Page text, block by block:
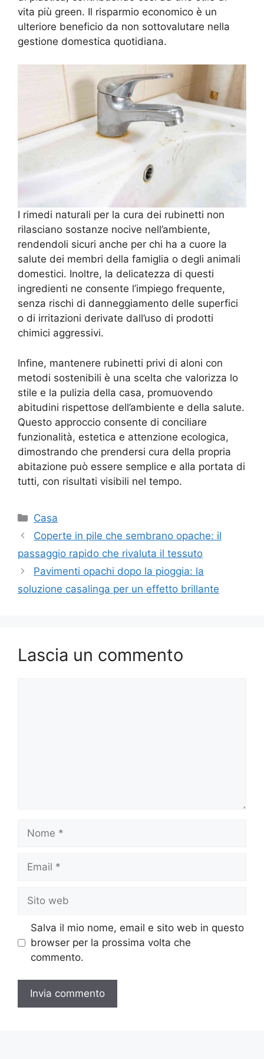
vita più green. Il risparmio economico è un
ulteriore beneficio da non sottovalutare nella
gestione domestica quotidiana.
I rimedi naturali per la cura dei rubinetti non
rilasciano sostanze nocive nell’ambiente,
rendendoli sicuri anche per chi ha a cuore la
salute dei membri della famiglia o degli animali
domestici. Inoltre, la delicatezza di questi
ingredienti ne consente l’impiego frequente,
senza rischi di danneggiamento delle superfici
o di irritazioni derivate dall’uso di prodotti
chimici aggressivi.
Infine, mantenere rubinetti privi di aloni con
metodi sostenibili è una scelta che valorizza lo
stile e la pulizia della casa, promuovendo
abitudini rispettose dell’ambiente e della salute.
Questo approccio consente di conciliare
funzionalità, estetica e attenzione ecologica,
dimostrando che prendersi cura della propria
abitazione può essere semplice e alla portata di
tutti, con risultati visibili nel tempo.
Categorie
Casa
Coperte in pile che sembrano opache: il
passaggio rapido che rivaluta il tessuto
Pavimenti opachi dopo la pioggia: la
soluzione casalinga per un effetto brillante
Lascia un commento
web
Salva il mio nome, email e sito web in questo
browser per la prossima volta che
commento.